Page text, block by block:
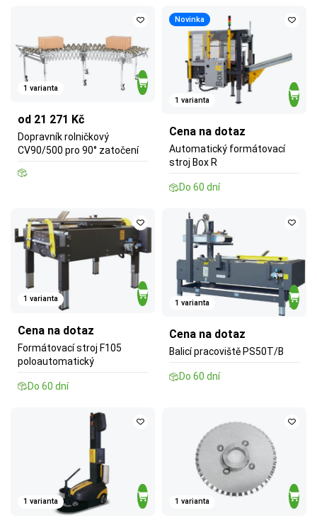
1 varianta
od 21 271 Kč
Dopravník rolničkový
CV90/500 pro 90° zatočení
Novinka
1 varianta
Cena na dotaz
Automatický formátovací
stroj Box R
Do 60 dní
1 varianta
Cena na dotaz
Formátovací stroj F105
poloautomatický
Do 60 dní
1 varianta
Cena na dotaz
Balicí pracoviště PS50T/B
Do 60 dní
1 varianta 1 varianta